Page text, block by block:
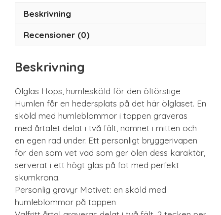
Beskrivning
Recensioner (0)
Beskrivning
Ölglas Hops, humlesköld för den öltörstige
Humlen får en hedersplats på det här ölglaset. En
sköld med humleblommor i toppen graveras
med årtalet delat i två fält, namnet i mitten och
en egen rad under. Ett personligt bryggerivapen
för den som vet vad som ger ölen dess karaktär,
serverat i ett högt glas på fot med perfekt
skumkrona.
Personlig gravyr Motivet: en sköld med
humleblommor på toppen